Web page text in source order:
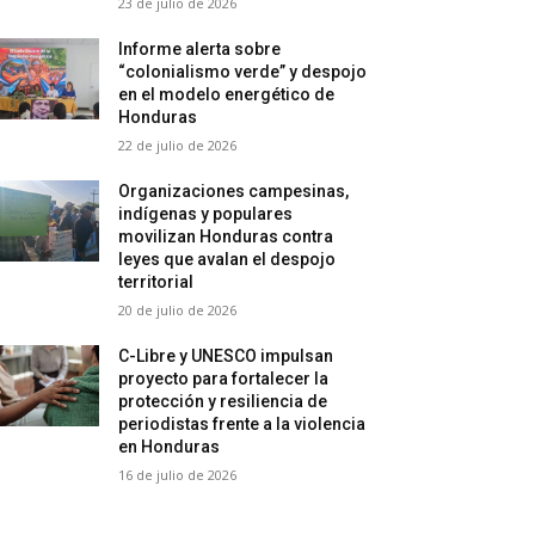
Informe alerta sobre
“colonialismo verde” y despojo
en el modelo energético de
Honduras
22 de julio de 2026
Organizaciones campesinas,
indígenas y populares
movilizan Honduras contra
leyes que avalan el despojo
territorial
20 de julio de 2026
C-Libre y UNESCO impulsan
proyecto para fortalecer la
protección y resiliencia de
periodistas frente a la violencia
en Honduras
16 de julio de 2026